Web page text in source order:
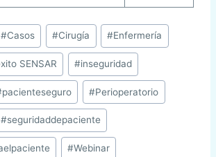
#Casos #Cirugía #Enfermería
SENSAR #inseguridad
pacienteseguro #Perioperatorio
#seguridaddepaciente
#Webinar